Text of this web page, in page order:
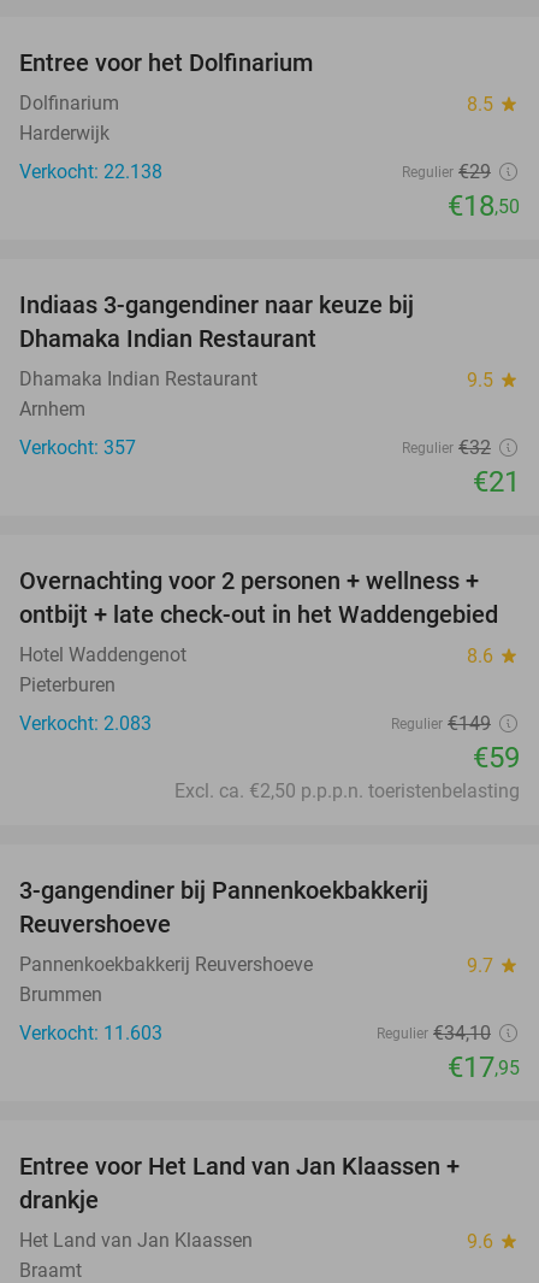
Entree voor het Dolfinarium
Dolfinarium 8.5 star
Harderwijk
Verkocht: 22.138
Regulier €29
€18,50
Indiaas 3-gangendiner naar keuze bij
Dhamaka Indian Restaurant
Dhamaka Indian Restaurant 9.5 star
Arnhem
Verkocht: 357
Regulier €32
€21
60%
Overnachting voor 2 personen + wellness +
ontbijt + late check-out in het Waddengebied
Hotel Waddengenot 8.6 star
Pieterburen
Verkocht: 2.083
Regulier €149
€59
Excl. ca. €2,50 p.p.p.n. toeristenbelasting
3-gangendiner bij Pannenkoekbakkerij
Reuvershoeve
Pannenkoekbakkerij Reuvershoeve 9.7 star
Brummen
Verkocht: 11.603
Regulier €34,10
€17,95
Entree voor Het Land van Jan Klaassen +
drankje
Het Land van Jan Klaassen 9.6 star
Braamt